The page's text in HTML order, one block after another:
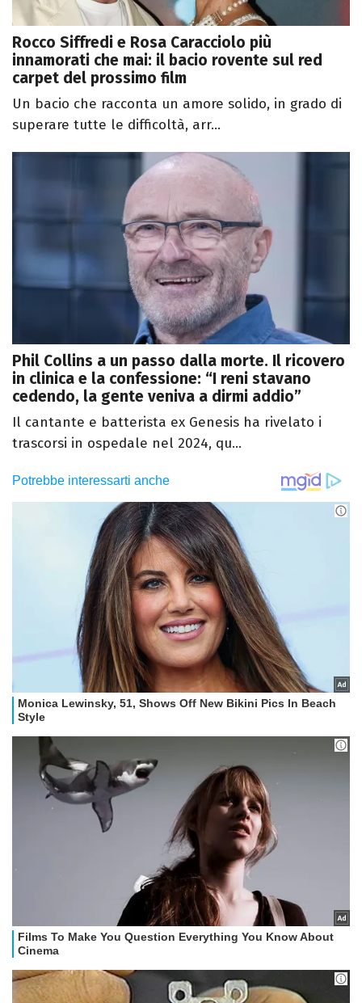
Rocco Siffredi e Rosa Caracciolo più
innamorati che mai: il bacio rovente sul red
carpet del prossimo film
Un bacio che racconta un amore solido, in grado di
superare tutte le difficoltà, arr...
Phil Collins a un passo dalla morte. Il ricovero
in clinica e la confessione: “I reni stavano
cedendo, la gente veniva a dirmi addio”
Il cantante e batterista ex Genesis ha rivelato i
trascorsi in ospedale nel 2024, qu...